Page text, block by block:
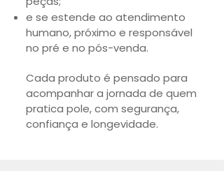
e se estende ao atendimento
humano, próximo e responsável
no pré e no pós-venda.
Cada produto é pensado para
acompanhar a jornada de quem
pratica pole, com segurança,
confiança e longevidade.